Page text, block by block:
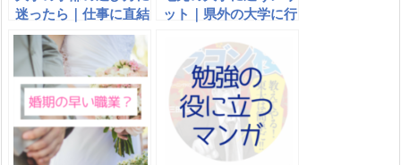
迷ったら｜仕事に直結
する学部は｜後悔しな
い決め方とは
ット｜県外の大学に行